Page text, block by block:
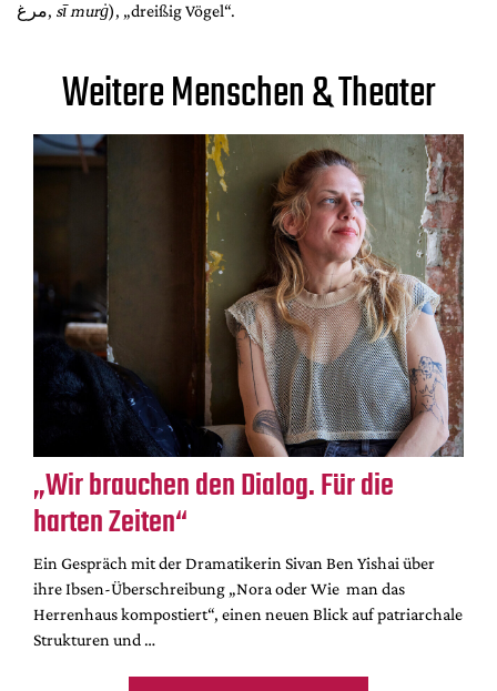
مرغ, sī murġ), „dreißig Vögel“.
Weitere Menschen & Theater
„Wir brauchen den Dialog. Für die
harten Zeiten“
Ein Gespräch mit der Dramatikerin Sivan Ben Yishai über
ihre Ibsen-Überschreibung „Nora oder Wie man das
Herrenhaus kompostiert“, einen neuen Blick auf patriarchale
Strukturen und …